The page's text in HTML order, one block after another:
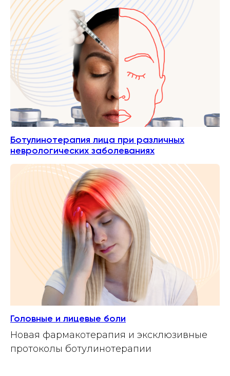
Ботулинотерапия лица при различных
неврологических заболеваниях
Головные и лицевые боли
Новая фармакотерапия и эксклюзивные
протоколы ботулинотерапии